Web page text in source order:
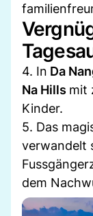
4. In Da
Na Hills mit
Kinder.
5. Das
verwandelt
dem